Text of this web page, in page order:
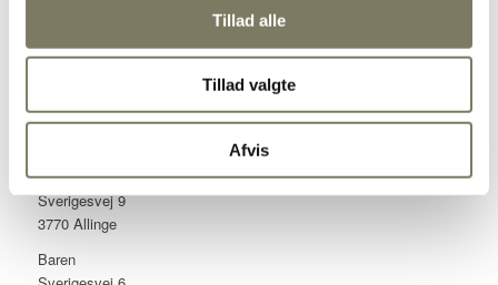
Tillad alle
Tillad valgte
Afvis
Følg os påInstagramellerFacebookfor at blive opdateret på
hvor vores Foodtruck befinder sig.
Food Joint
Sverigesvej 9
3770 Allinge
Baren